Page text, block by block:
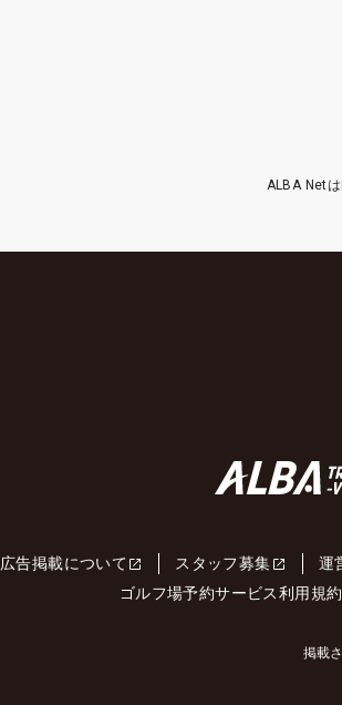
ALBA Net
広告掲載について スタッフ募集
運
ゴルフ場予約サービス利用規約
掲載